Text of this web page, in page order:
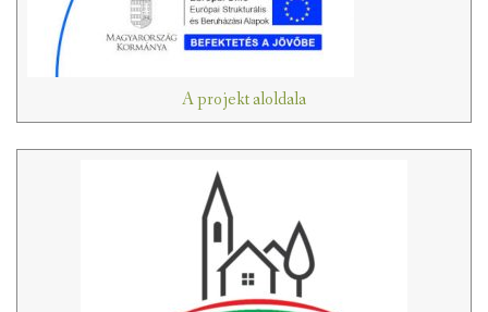
A projekt aloldala